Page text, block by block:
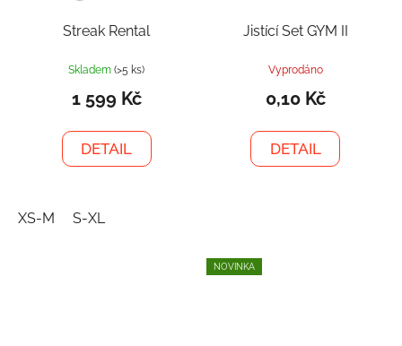
Streak Rental
Skladem(>5 ks)
1 599 Kč
DETAIL
XS-M S-XL
Jistící Set GYM II
Vyprodáno
0,10 Kč
DETAIL
NOVINKA